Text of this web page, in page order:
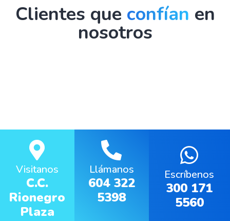
Clientes que confían en
nosotros
Visitanos
C.C.
Rionegro
Plaza
Llámanos
604 322
5398
Escríbenos
300 171
5560